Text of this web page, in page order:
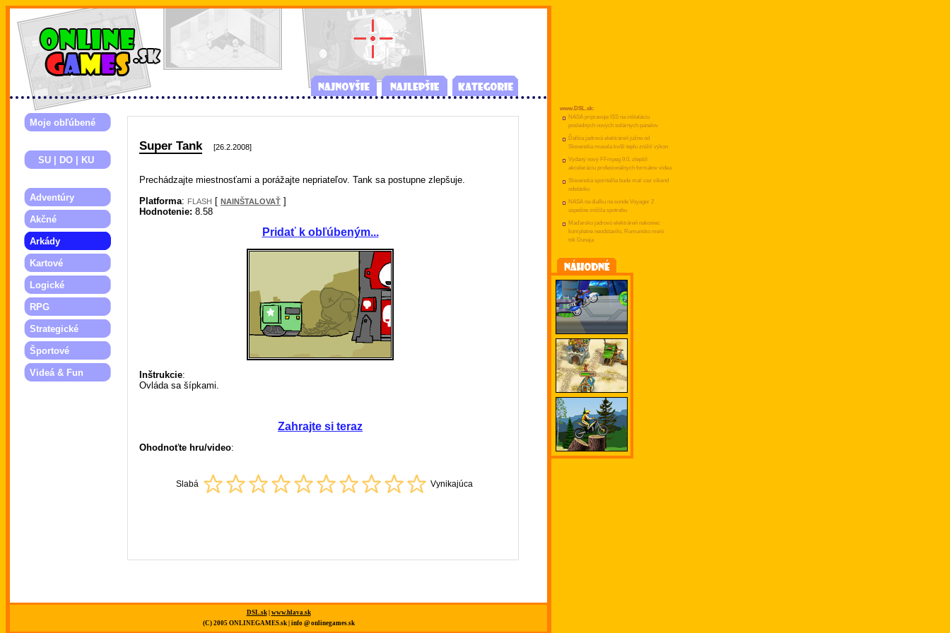
Moje obľúbené
SU | DO | KU
Adventúry
Akčné
Arkády
Kartové
Logické
RPG
Strategické
Športové
Videá & Fun
Super Tank [26.2.2008]
Prechádzajte miestnosťami a porážajte nepriateľov. Tank sa postupne zlepšuje.
Platforma: FLASH [ NAINŠTALOVAŤ ]
Hodnotenie: 8.58
Pridať k obľúbeným...
Inštrukcie:
Ovláda sa šípkami.
Zahrajte si teraz
Ohodnoťte hru/video:
Slabá Vynikajúca
DSL.sk| www.hlava.sk
(C) 2005 ONLINEGAMES.sk | info @ onlinegames.sk
www.DSL.sk:
NASA pripravuje ISS na inštaláciu
posledných nových solárnych panelov
Ďalšia jadrová elektráreň južne od
Slovenska musela kvôli teplu znížiť výkon
Vydaný nový FFmpeg 9.0, zlepšil
akceleráciu profesionálnych formátov videa
Slovenská sporiteľňa bude mať cez víkend
odstávku
NASA na diaľku na sonde Voyager 2
úspešne znížila spotrebu
Maďarsko jadrovú elektráreň nakoniec
kompletne neodstavilo, Rumunsko mení
tok Dunaja